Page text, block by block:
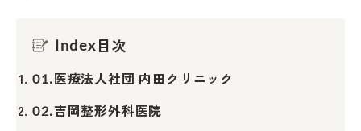
Index目次
01.医療法人社団 内田クリニック
02.吉岡整形外科医院